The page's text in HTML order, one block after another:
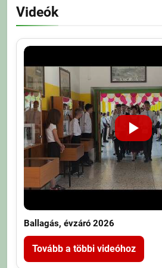
Videók
Ballagás, évzáró 2026
Tovább a többi videóhoz